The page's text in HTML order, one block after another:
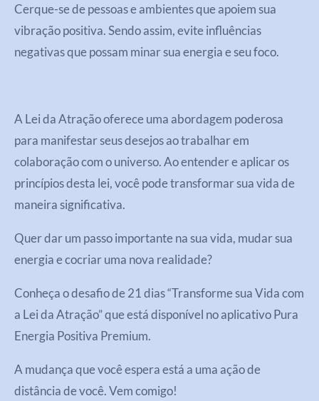
Cerque-se de pessoas e ambientes que apoiem sua
vibração positiva. Sendo assim, evite influências
negativas que possam minar sua energia e seu foco.
A Lei da Atração oferece uma abordagem poderosa
para manifestar seus desejos ao trabalhar em
colaboração com o universo. Ao entender e aplicar os
princípios desta lei, você pode transformar sua vida de
maneira significativa.
Quer dar um passo importante na sua vida, mudar sua
energia e cocriar uma nova realidade?
Conheça o desafio de 21 dias “Transforme sua Vida com
a Lei da Atração” que está disponível no aplicativo Pura
Energia Positiva Premium.
A mudança que você espera está a uma ação de
distância de você. Vem comigo!